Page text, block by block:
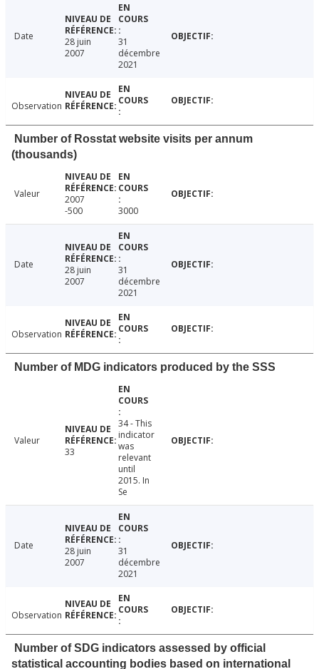
Date
28 juin
2007
31
décembre
2021
Observation
Number of Rosstat website visits per annum
(thousands)
Valeur
2007
-500
3000
Date
28 juin
2007
31
décembre
2021
Observation
Number of MDG indicators produced by the SSS
Valeur
33
34 - This
indicator
was
relevant
until
2015. In
Se
Date
28 juin
2007
31
décembre
2021
Observation
Number of SDG indicators assessed by official
statistical accounting bodies based on international